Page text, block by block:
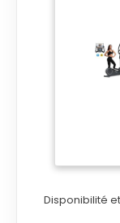
Disponibilité